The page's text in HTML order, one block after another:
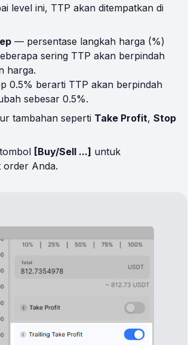
level ini, TTP akan ditempatkan di
— persentase langkah harga (%)
sering TTP akan berpindah
harga.
0.5% berarti TTP akan berpindah
sebesar 0.5%.
tambahan seperti Take Profit, Stop
[Buy/Sell ...] untuk
order Anda.